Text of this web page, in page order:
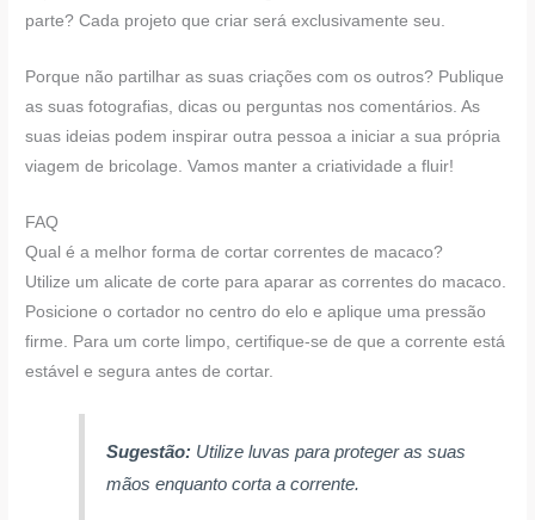
parte? Cada projeto que criar será exclusivamente seu.
Porque não partilhar as suas criações com os outros? Publique
as suas fotografias, dicas ou perguntas nos comentários. As
suas ideias podem inspirar outra pessoa a iniciar a sua própria
viagem de bricolage. Vamos manter a criatividade a fluir!
FAQ
Qual é a melhor forma de cortar correntes de macaco?
Utilize um alicate de corte para aparar as correntes do macaco.
Posicione o cortador no centro do elo e aplique uma pressão
firme. Para um corte limpo, certifique-se de que a corrente está
estável e segura antes de cortar.
Sugestão: Utilize luvas para proteger as suas
mãos enquanto corta a corrente.